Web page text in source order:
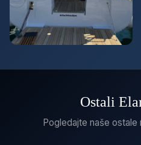
Ostali
Pogledajte naše